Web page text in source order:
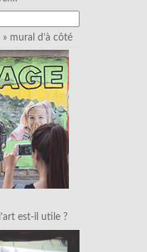
mural d’à côté
est-il utile ?